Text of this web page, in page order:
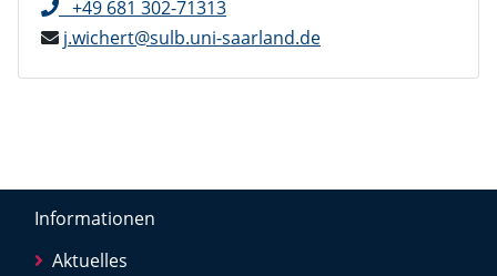
+49 681 302-71313
j.wichert@sulb.uni-saarland.de
Informationen
Aktuelles